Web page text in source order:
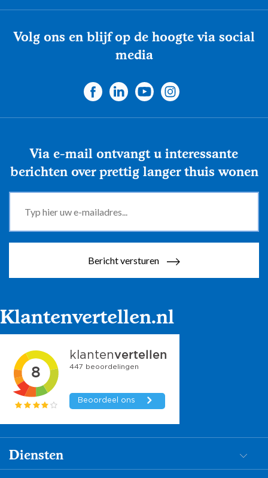
Volg ons en blijf op de hoogte via social
media
Via e-mail ontvangt u interessante
berichten over prettig langer thuis wonen
Bericht versturen
Klantenvertellen.nl
Diensten